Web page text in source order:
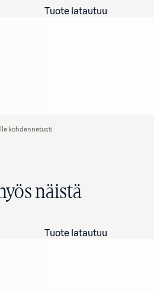
Tuote latautuu
kohdennetusti
näistä
Tuote latautuu